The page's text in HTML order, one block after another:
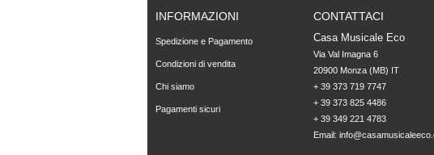
INFORMAZIONI
Spedizione e Pagamento
Condizioni di vendita
Chi siamo
Pagamenti sicuri
CONTATTACI
Casa Musicale Eco
Via Val Imagna 6
20900 Monza (MB) IT
+ 39 373 719 7747
+ 39 373 825 4486
+ 39 349 221 4783
Email: